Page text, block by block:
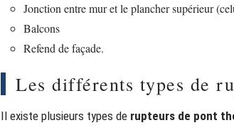
Jonction entre mur et le plancher supérieur
Balcons
Refend de façade.
Les différents types de
Il existe plusieurs types de rupteurs de pont